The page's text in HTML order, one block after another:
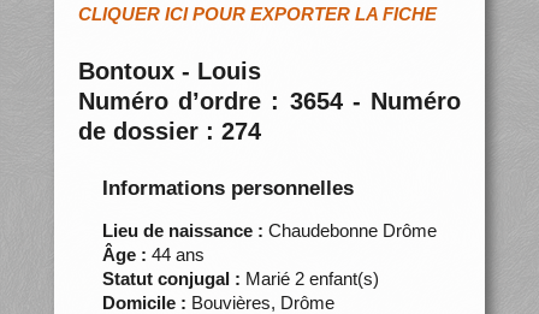
CLIQUER ICI POUR EXPORTER LA FICHE
Bontoux - Louis
Numéro d’ordre : 3654 - Numéro
de dossier : 274
Informations personnelles
Lieu de naissance : Chaudebonne Drôme
Âge : 44 ans
Statut conjugal : Marié 2 enfant(s)
Domicile : Bouvières, Drôme